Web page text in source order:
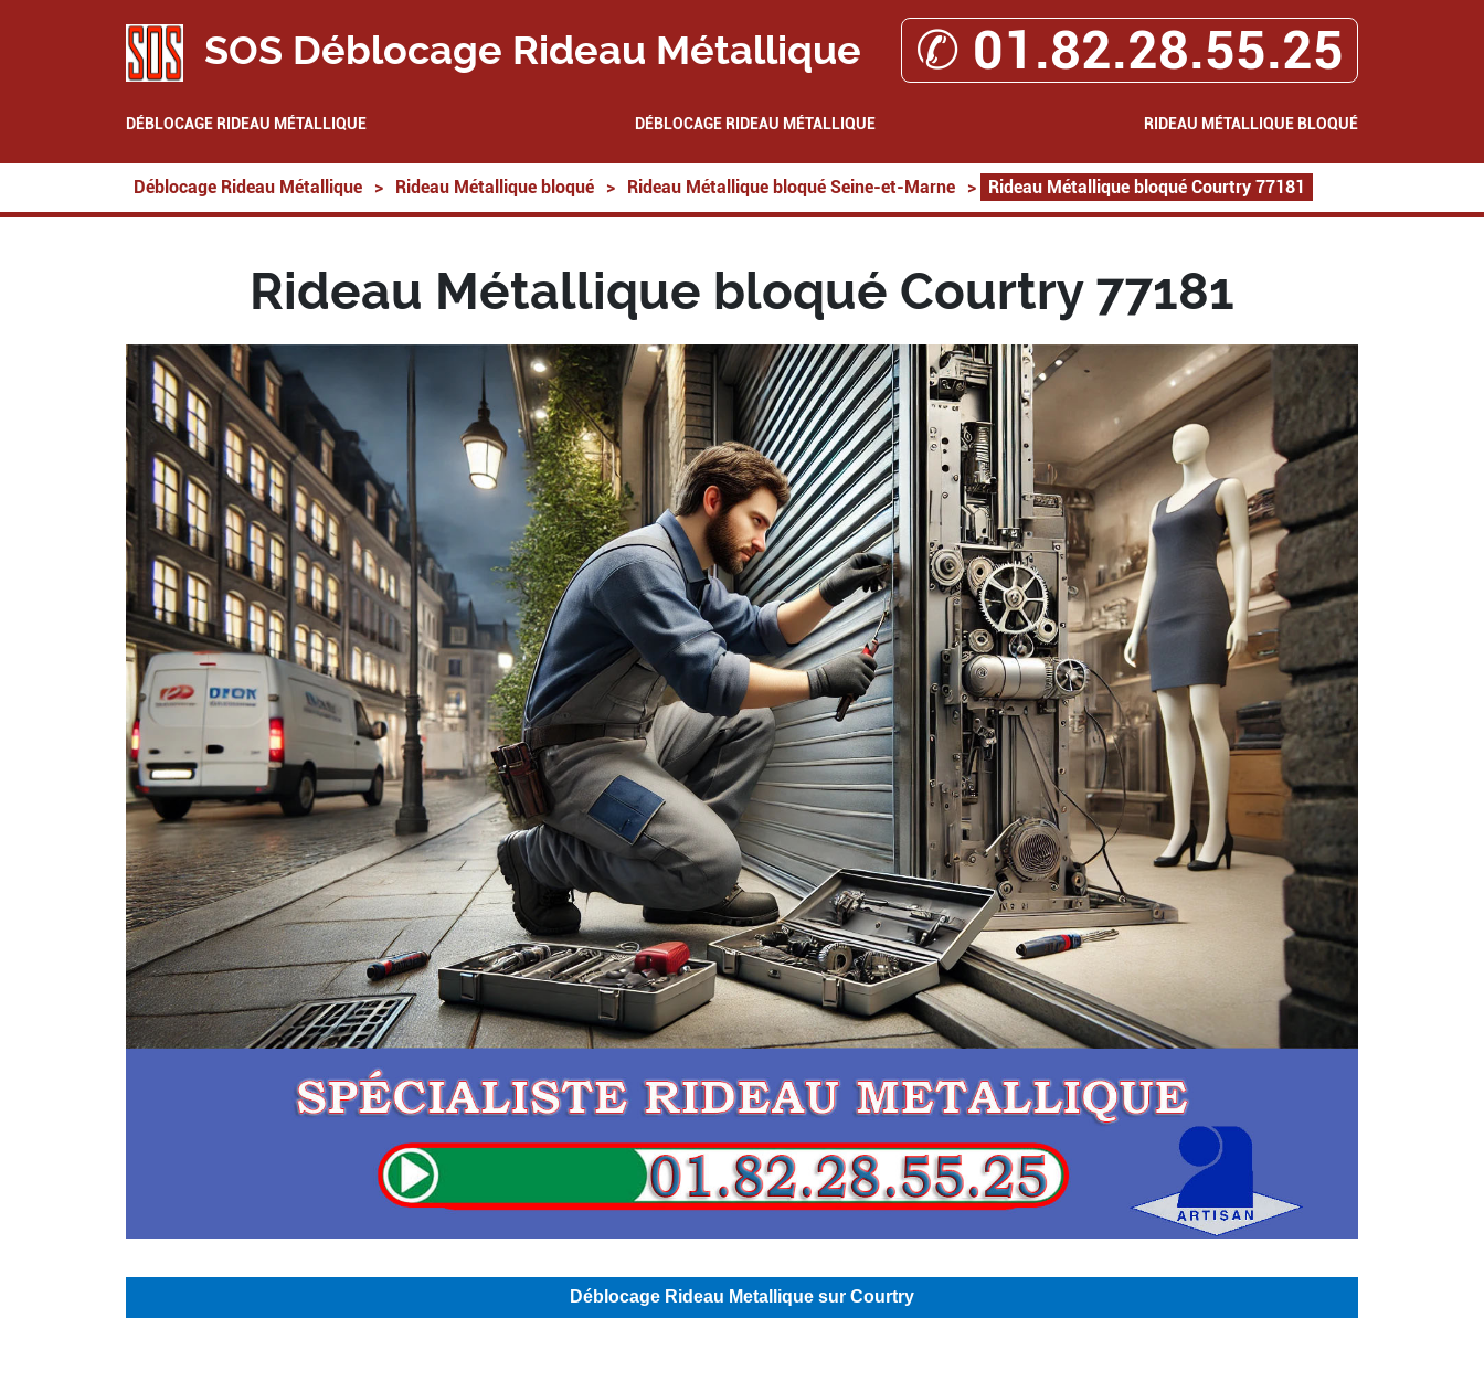
SOS Déblocage Rideau Métallique ✆ 01.82.28.55.25
DÉBLOCAGE RIDEAU MÉTALLIQUE DÉBLOCAGE RIDEAU MÉTALLIQUE RIDEAU MÉTALLIQUE BLOQUÉ
Déblocage Rideau Métallique > Rideau Métallique bloqué > Rideau Métallique bloqué Seine-et-Marne > Rideau Métallique bloqué Courtry 77181
Rideau Métallique bloqué Courtry 77181
Déblocage Rideau Metallique sur Courtry